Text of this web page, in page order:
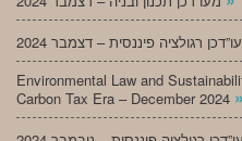
Environmental Law and
Carbon Tax Era – December 2024 »